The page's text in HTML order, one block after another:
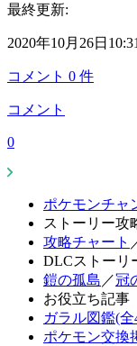
最終更新:
2020年10月26日10:31
コメント 0 件
コメント
0
ポケモンチャ
ストーリー攻
攻略チャート
DLCストーリ
鎧の孤島 ／冠
お役立ち記事
ガラル図鑑(
ポケモン交換